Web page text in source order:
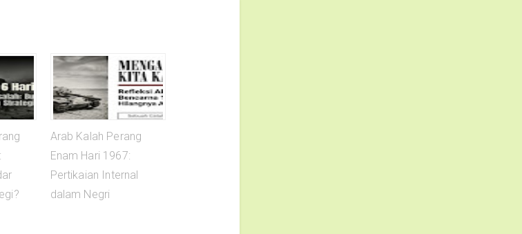
Arab Kalah Perang
Enam Hari 1967:
Pertikaian Internal
dalam Negri